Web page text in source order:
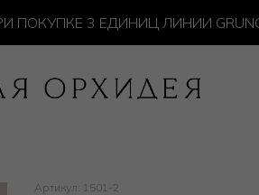
3 ЕДИНИЦ ЛИНИИ
Артикул: 1501-2